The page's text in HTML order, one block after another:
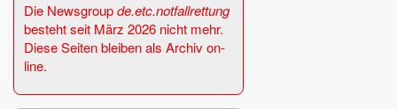
Die News­groupde.​etc.​notfall­ret­tung
be­steht seit März 2026 nicht mehr.
Diese Sei­ten blei­ben als Ar­chiv on­
line.